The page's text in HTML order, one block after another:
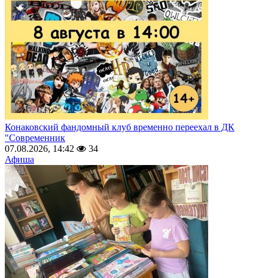
Конаковский фандомный клуб временно переехал в ДК
"Современник
07.08.2026, 14:42
34
Афиша